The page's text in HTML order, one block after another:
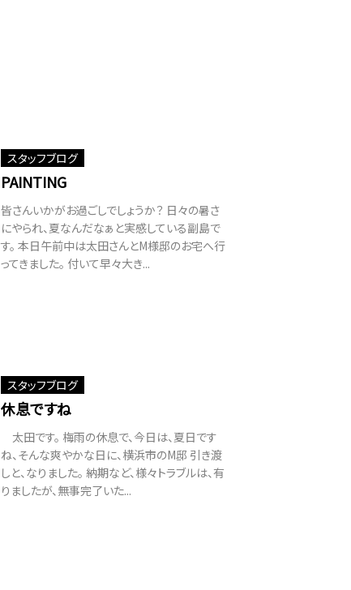
スタッフブログ
PAINTING
皆さんいかがお過ごしでしょうか？ 日々の暑さ
にやられ、夏なんだなぁと実感している副島で
す。 本日午前中は太田さんとM様邸のお宅へ行
ってきました。 付いて早々大き...
スタッフブログ
休息ですね
太田です。 梅雨の休息で、今日は、夏日です
ね、そんな爽やかな日に、横浜市のM邸 引き渡
しと、なりました。 納期など、様々トラブルは、有
りましたが、無事完了いた...